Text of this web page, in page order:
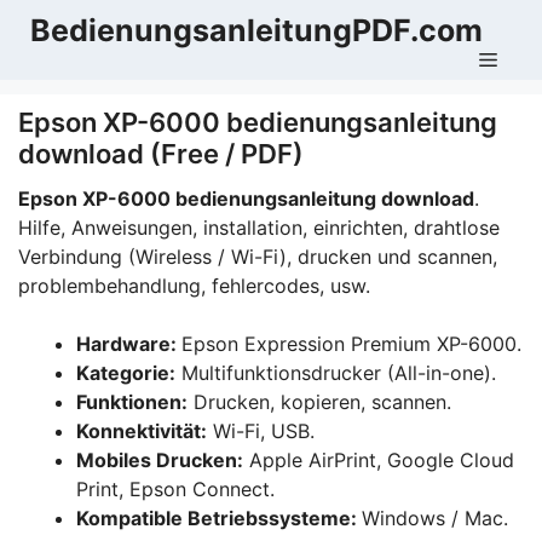
Zum
InhaltBedienungsanleitungPDF.com
Epson XP-6000 bedienungsanleitung
download (Free / PDF)
Epson XP-6000 bedienungsanleitung download.
Hilfe, Anweisungen, installation, einrichten, drahtlose
Verbindung (Wireless / Wi-Fi), drucken und scannen,
problembehandlung, fehlercodes, usw.
Hardware: Epson Expression Premium XP-6000.
Kategorie: Multifunktionsdrucker (All-in-one).
Funktionen: Drucken, kopieren, scannen.
Konnektivität: Wi-Fi, USB.
Mobiles Drucken: Apple AirPrint, Google Cloud
Print, Epson Connect.
Kompatible Betriebssysteme: Windows / Mac.